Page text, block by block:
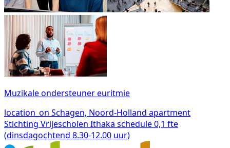
Muzikale ondersteuner euritmie
location_on Schagen, Noord-Holland apartment
Stichting Vrijescholen Ithaka schedule0,1 fte
(dinsdagochtend 8.30-12.00 uur)